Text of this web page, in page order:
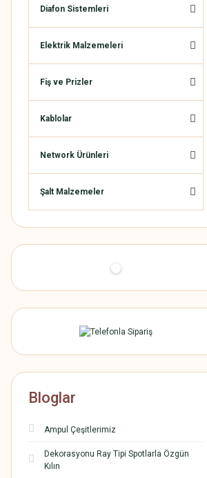
Diafon Sistemleri
Elektrik Malzemeleri
Fiş ve Prizler
Kablolar
Network Ürünleri
Şalt Malzemeler
Bloglar
Ampul Çeşitlerimiz
Dekorasyonu Ray Tipi Spotlarla Özgün
Kılın